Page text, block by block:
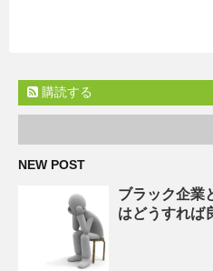
購読する
NEW POST
ブラック企業
はどうすれば